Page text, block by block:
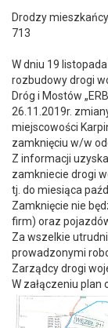
Drodzy
713
W dniu 19
rozbudowy drogi
Dróg i Mostów
26.11.2019r.
miejscowości
zamknięciu w/w
Z informacji
zamkniecie drogi
tj. do miesiąca
Zamknięcie nie
firm) oraz
Za wszelkie
prowadzonymi
Zarządcy drogi
W załączeniu